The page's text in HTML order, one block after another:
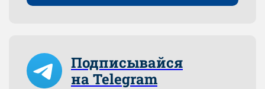
Подписывайся
на Telegram